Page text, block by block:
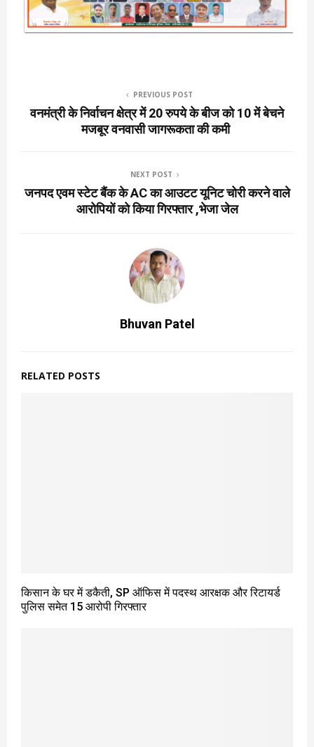
PREVIOUS POST
वनमंत्री के निर्वाचन क्षेत्र में 20 रुपये के बीज को 10 में बेचने
मजबूर वनवासी जागरूकता की कमी
NEXT POST
जनपद एवम स्टेट बैंक के AC का आउटट यूनिट चोरी करने वाले
आरोपियों को किया गिरफ्तार ,भेजा जेल
Bhuvan Patel
RELATED POSTS
किसान के घर में डकैती, SP ऑफिस में पदस्थ आरक्षक और रिटायर्ड
पुलिस समेत 15 आरोपी गिरफ्तार